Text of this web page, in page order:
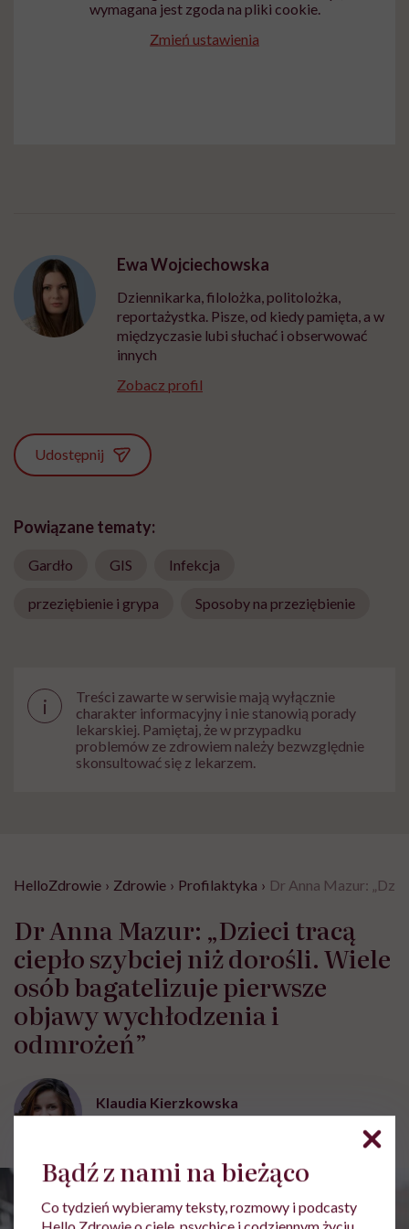
wymagana jest zgoda na pliki cookie.
Zmień ustawienia
Ewa Wojciechowska
Dziennikarka, filolożka, politolożka,
reportażystka. Pisze, od kiedy pamięta, a w
międzyczasie lubi słuchać i obserwować
innych
Zobacz profil
Udostępnij
Powiązane tematy:
Gardło GIS Infekcja
przeziębienie i grypa Sposoby na przeziębienie
i
Treści zawarte w serwisie mają wyłącznie
charakter informacyjny i nie stanowią porady
lekarskiej. Pamiętaj, że w przypadku
problemów ze zdrowiem należy bezwzględnie
skonsultować się z lekarzem.
HelloZdrowie › Zdrowie › Profilaktyka › Dr Anna Mazur:
Dr Anna Mazur: „Dzieci tracą
ciepło szybciej niż dorośli. Wiele
osób bagatelizuje pierwsze
objawy wychłodzenia i
odmrożeń”
Klaudia Kierzkowska
Bądź z nami na bieżąco
Co tydzień wybieramy teksty, rozmowy i podcasty